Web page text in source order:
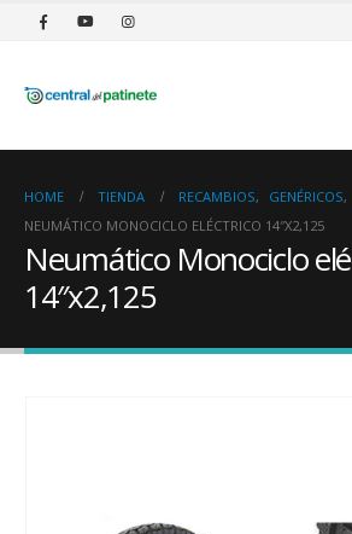
HOME TIENDA RECAMBIOS, GENÉRICOS,
NEUMÁTICO MONOCICLO ELÉCTRICO 14″X2,125
Neumático Monociclo
14″x2,125